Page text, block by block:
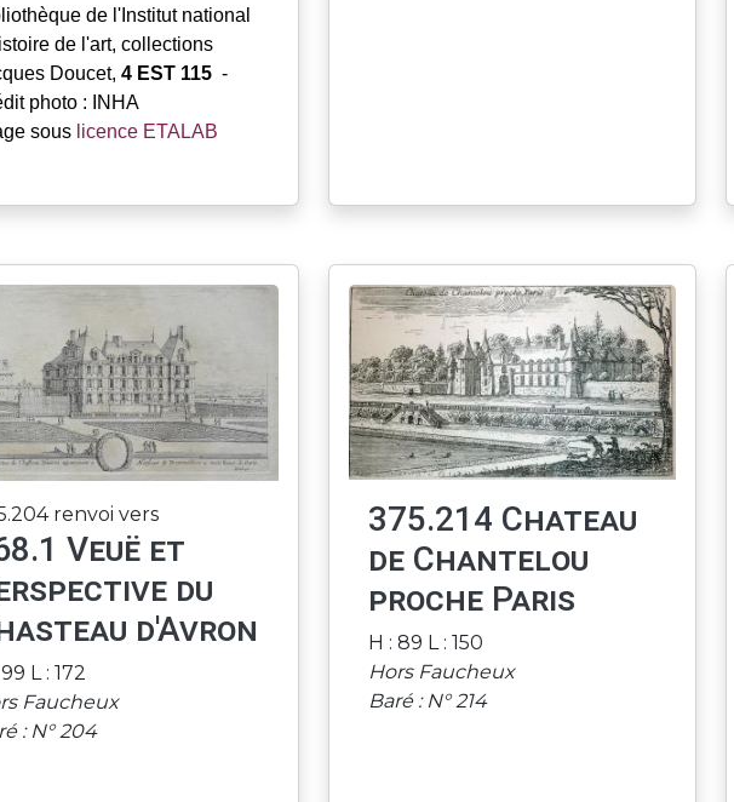
de l'Institut national
de l'art, collections
Doucet, 4 EST 115 -
photo : INHA
sous licence ETALAB
renvoi vers
Veuë et
du
d'Avron
L : 172
Faucheux
: N° 204
375.214 Chateau
de Chantelou
proche Paris
H : 89 L : 150
Hors Faucheux
Baré : N° 214